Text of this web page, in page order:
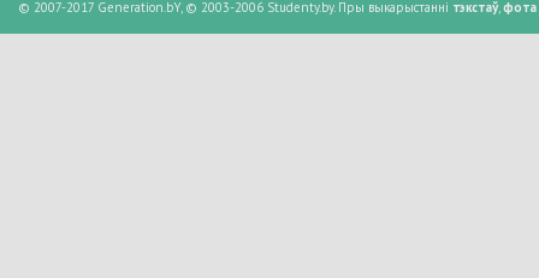
© 2007-2017 Generation.bY, © 2003-2006 Studenty.by. Пры выкарыстанні тэкстаў, фота